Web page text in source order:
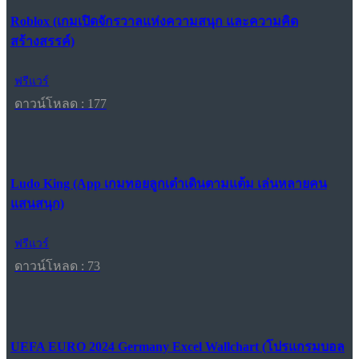
Roblox (เกมเปิดจักรวาลแห่งความสนุก และความคิด
สร้างสรรค์)
ฟรีแวร์
ดาวน์โหลด : 177
Ludo King (App เกมทอยลูกเต๋าเดินตามแต้ม เล่นหลายคน
แสนสนุก)
ฟรีแวร์
ดาวน์โหลด : 73
UEFA EURO 2024 Germany Excel Wallchart (โปรแกรมบอล